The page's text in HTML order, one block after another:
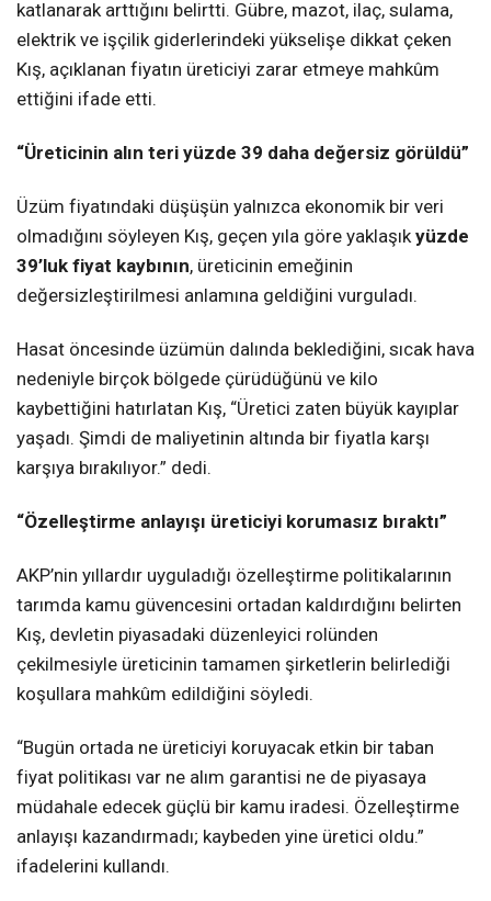
katlanarak arttığını belirtti. Gübre, mazot, ilaç, sulama,
elektrik ve işçilik giderlerindeki yükselişe dikkat çeken
Kış, açıklanan fiyatın üreticiyi zarar etmeye mahkûm
ettiğini ifade etti.
“Üreticinin alın teri yüzde 39 daha değersiz görüldü”
Üzüm fiyatındaki düşüşün yalnızca ekonomik bir veri
olmadığını söyleyen Kış, geçen yıla göre yaklaşık yüzde
39’luk fiyat kaybının, üreticinin emeğinin
değersizleştirilmesi anlamına geldiğini vurguladı.
Hasat öncesinde üzümün dalında beklediğini, sıcak hava
nedeniyle birçok bölgede çürüdüğünü ve kilo
kaybettiğini hatırlatan Kış, “Üretici zaten büyük kayıplar
yaşadı. Şimdi de maliyetinin altında bir fiyatla karşı
karşıya bırakılıyor.” dedi.
“Özelleştirme anlayışı üreticiyi korumasız bıraktı”
AKP’nin yıllardır uyguladığı özelleştirme politikalarının
tarımda kamu güvencesini ortadan kaldırdığını belirten
Kış, devletin piyasadaki düzenleyici rolünden
çekilmesiyle üreticinin tamamen şirketlerin belirlediği
koşullara mahkûm edildiğini söyledi.
“Bugün ortada ne üreticiyi koruyacak etkin bir taban
fiyat politikası var ne alım garantisi ne de piyasaya
müdahale edecek güçlü bir kamu iradesi. Özelleştirme
anlayışı kazandırmadı; kaybeden yine üretici oldu.”
ifadelerini kullandı.